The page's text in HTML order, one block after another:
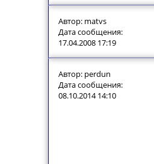
Автор: matvs
Дата сообщения:
17.04.2008 17:19
Автор: perdun
Дата сообщения:
08.10.2014 14:10